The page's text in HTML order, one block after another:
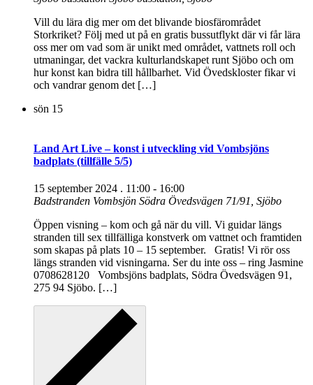
Vill du lära dig mer om det blivande biosfärområdet
Storkriket? Följ med ut på en gratis bussutflykt där vi får lära
oss mer om vad som är unikt med området, vattnets roll och
utmaningar, det vackra kulturlandskapet runt Sjöbo och om
hur konst kan bidra till hållbarhet. Vid Övedskloster fikar vi
och vandrar genom det […]
sön 15
Land Art Live – konst i utveckling vid Vombsjöns
badplats (tillfälle 5/5)
15 september 2024 . 11:00 - 16:00
Badstranden Vombsjön Södra Övedsvägen 71/91, Sjöbo
Öppen visning – kom och gå när du vill. Vi guidar längs
stranden till sex tillfälliga konstverk om vattnet och framtiden
som skapas på plats 10 – 15 september. Gratis! Vi rör oss
längs stranden vid visningarna. Ser du inte oss – ring Jasmine
0708628120 Vombsjöns badplats, Södra Övedsvägen 91,
275 94 Sjöbo. […]